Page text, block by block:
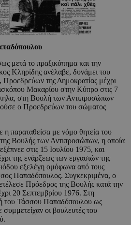
μετά το πραξικόπημα και την
Κληρίδης ανέλαβε, δυνάμει του
της Δημοκρατίας μέχρι
Μακαρίου στην Κύπρο στις 7
στη Βουλή των Αντιπροσώπων
ο Προεδρεύων του σώματος
η παραταθείσα με νόμο θητεία του
Βουλής των Αντιπροσώπων, η οποία
στις 15 Ιουλίου 1975, και
της ενάρξεως των εργασιών της
εξελέγη ομόφωνα από τους
Παπαδόπουλος. Συγκεκριμένα, ο
Πρόεδρος της Βουλής κατά την
20 Σεπτεμβρίου 1976. Στη
του Τάσσου Παπαδόπουλου ως
οι βουλευτές του